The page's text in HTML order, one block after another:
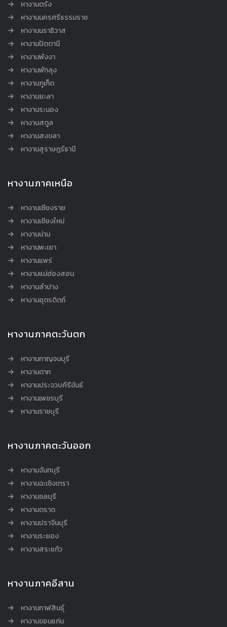
หางานตรัง
หางานนครศรีธรรมราช
หางานนราธิวาส
หางานปัตตานี
หางานพังงา
หางานพัทลุง
หางานภูเก็ต
หางานยะลา
หางานระนอง
หางานสตูล
หางานสงขลา
หางานสุราษฎร์ธานี
หางานภาคเหนือ
หางานเชียงราย
หางานเชียงใหม่
หางานน่าน
หางานพะเยา
หางานแพร่
หางานแม่ฮ่องสอน
หางานลำปาง
หางานอุตรดิตถ์
หางานภาคตะวันตก
หางานกาญจนบุรี
หางานตาก
หางานประจวบคีรีขันธ์
หางานเพชรบุรี
หางานราชบุรี
หางานภาคตะวันออก
หางานจันทบุรี
หางานฉะเชิงเทรา
หางานชลบุรี
หางานตราด
หางานปราจีนบุรี
หางานระยอง
หางานสระแก้ว
หางานภาคอีสาน
หางานกาฬสินธุ์
หางานขอนแก่น